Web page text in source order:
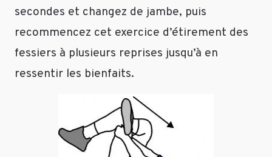
secondes et changez de jambe, puis
recommencez cet exercice d’étirement des
fessiers à plusieurs reprises jusqu’à en
ressentir les bienfaits.